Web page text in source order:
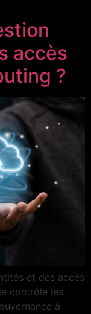
accès
?
et des accès
contrôle les
à